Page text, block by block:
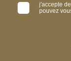
j'accepte
pouvez